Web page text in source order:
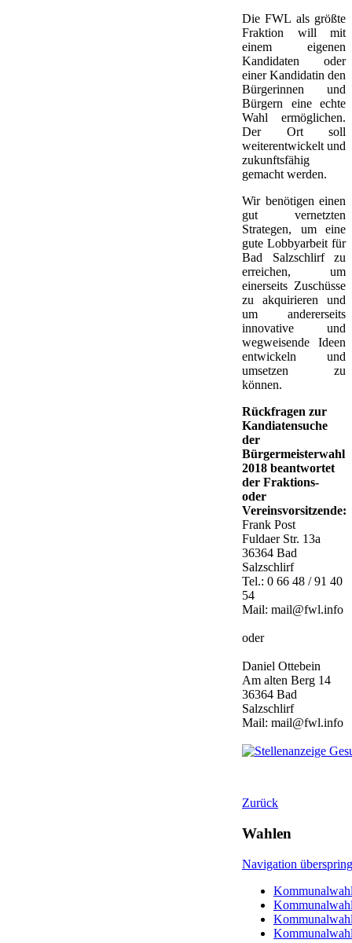
Die FWL als größte
Fraktion will mit
einem eigenen
Kandidaten oder
einer Kandidatin den
Bürgerinnen und
Bürgern eine echte
Wahl ermöglichen.
Der Ort soll
weiterentwickelt und
zukunftsfähig
gemacht werden.
Wir benötigen einen
gut vernetzten
Strategen, um eine
gute Lobbyarbeit für
Bad Salzschlirf zu
erreichen, um
einerseits Zuschüsse
zu akquirieren und
um andererseits
innovative und
wegweisende Ideen
entwickeln und
umsetzen zu
können.
Rückfragen zur
Kandiatensuche
der
Bürgermeisterwahl
2018 beantwortet
der Fraktions-
oder
Vereinsvorsitzende:
Frank Post
Fuldaer Str. 13a
36364 Bad
Salzschlirf
Tel.: 0 66 48 / 91 40
54
Mail: mail@fwl.info
oder
Daniel Ottebein
Am alten Berg 14
36364 Bad
Salzschlirf
Mail: mail@fwl.info
Zurück
Wahlen
Navigation